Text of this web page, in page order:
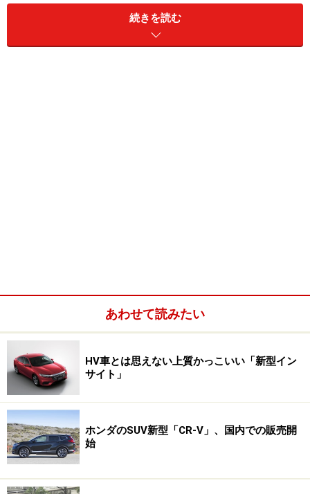
筒井氏の言う「高バネコンセプト」に基づき開発された
２台のシャシーには、それまでのホンダ車からは感じ取
き、橋本氏がこう言ったことを強く覚えている。「今後
のホンダ車の乗り味・走り味はヌーヴェルヴァーグやア
ブソルートのようになる」
実際その言葉は翌年に現実となった。２００２年１０
月。７代目へとフルモデルチェンジした４ドア・セダ
ン、アコードはまさにヌーヴェルヴァーグやアブソルー
続きを読む
あわせて読みたい
HV車とは思えない上質かっこいい「新型イン
サイト」
ホンダのSUV新型「CR-V」、国内での販売開
始